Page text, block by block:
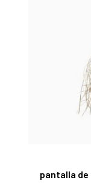
pantalla de